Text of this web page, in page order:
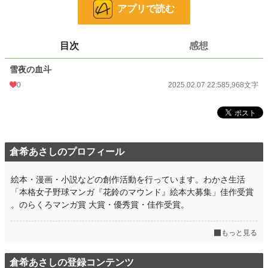
5,968
更新日時
月間ポイント 0 pt (228,927 位)
年間ポイント 105 pt (140,375 位)
累計ポイント 790 pt (205,750 位)
アプリで読む
目次 感想
雪夜の血斗
0 2025.02.07 22:585,968文字
倉希あさしのプロフィール
絵本・漫画・小説などの創作活動を行っています。わかさ生活
「本格女子野球マンガ『花鈴のマウンド』絵本大募集」佳作受賞
。のらくろマンガ賞 大賞・優秀賞・佳作受賞。
もっと見る
倉希あさしの登録コンテンツ